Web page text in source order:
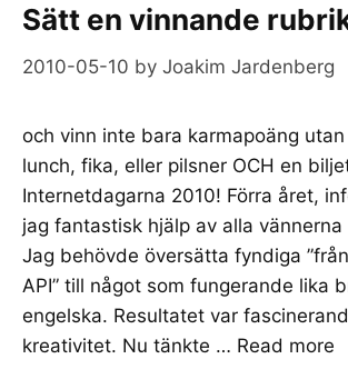
Sätt en vinnande
2010-05-10 by Joakim Jardenberg
och vinn inte bara karmapoäng utan
lunch, fika, eller pilsner OCH en
Internetdagarna 2010! Förra året,
jag fantastisk hjälp av alla vännerna
Jag behövde översätta fyndiga
API” till något som fungerande lika
engelska. Resultatet var
kreativitet. Nu tänkte … Read more